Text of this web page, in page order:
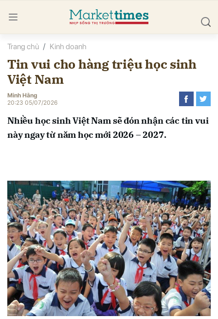
Trang chủ Kinh doanh
Tin vui cho hàng triệu học sinh
Việt Nam
Minh Hằng
20:23 05/07/2026
Nhiều học sinh Việt Nam sẽ đón nhận các tin vui
này ngay từ năm học mới 2026 – 2027.
luận